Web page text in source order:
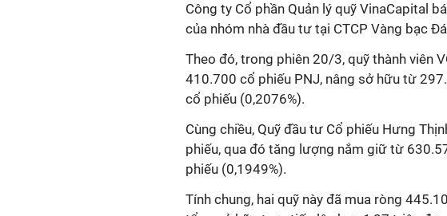
Công ty Cổ phần Quản lý quỹ VinaCapital
của nhóm nhà đầu tư tại CTCP Vàng bạc
Theo đó, trong phiên 20/3, quỹ thành viên
410.700 cổ phiếu PNJ, nâng sở hữu từ
cổ phiếu (0,2076%).
Cùng chiều, Quỹ đầu tư Cổ phiếu Hưng
phiếu, qua đó tăng lượng nắm giữ từ
phiếu (0,1949%).
Tính chung, hai quỹ này đã mua ròng